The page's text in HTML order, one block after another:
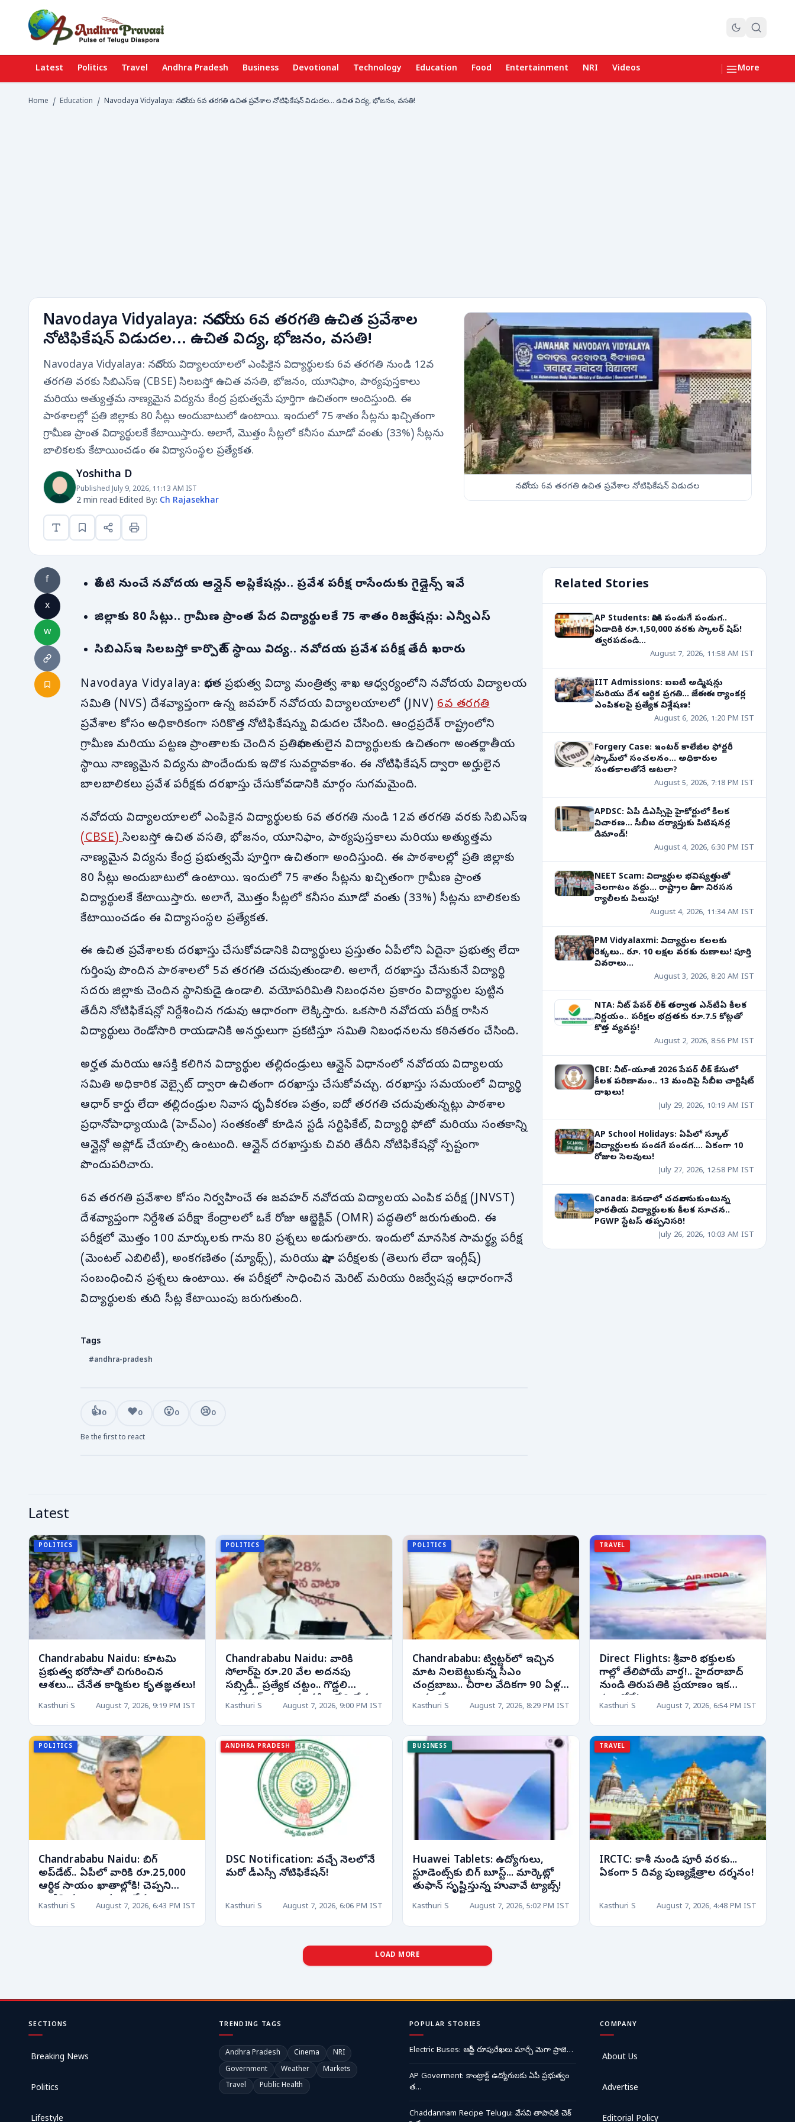
Latest Politics Travel Andhra Pradesh Business Devotional Technology Education Food Entertainment NRI Videos More
Home / Education / Navodaya Vidyalaya: నవోదయ 6వ తరగతి ఉచిత ప్రవేశాల నోటిఫికేషన్ విడుదల... ఉచిత విద్య, భోజనం, వసతి!
Navodaya Vidyalaya: నవోదయ 6వ తరగతి ఉచిత ప్రవేశాల
నోటిఫికేషన్ విడుదల... ఉచిత విద్య, భోజనం, వసతి!
Navodaya Vidyalaya: నవోదయ విద్యాలయాలలో ఎంపికైన విద్యార్థులకు 6వ తరగతి నుండి 12వ
తరగతి వరకు సిబిఎస్ఇ (CBSE) సిలబస్తో ఉచిత వసతి, భోజనం, యూనిఫాం, పాఠ్యపుస్తకాలు
మరియు అత్యుత్తమ నాణ్యమైన విద్యను కేంద్ర ప్రభుత్వమే పూర్తిగా ఉచితంగా అందిస్తుంది. ఈ
పాఠశాలల్లో ప్రతి జిల్లాకు 80 సీట్లు అందుబాటులో ఉంటాయి. ఇందులో 75 శాతం సీట్లను ఖచ్చితంగా
గ్రామీణ ప్రాంత విద్యార్థులకే కేటాయిస్తారు. అలాగే, మొత్తం సీట్లలో కనీసం మూడో వంతు (33%) సీట్లను
బాలికలకు కేటాయించడం ఈ విద్యాసంస్థల ప్రత్యేకత.
Yoshitha D
Published July 9, 2026, 11:13 AM IST
2 min read·Edited By: Ch Rajasekhar
నవోదయ 6వ తరగతి ఉచిత ప్రవేశాల నోటిఫికేషన్ విడుదల
f
x
w
రేపటి నుంచే నవోదయ ఆన్లైన్ అప్లికేషన్లు.. ప్రవేశ పరీక్ష రాసేందుకు గైడ్లైన్స్ ఇవే
జిల్లాకు 80 సీట్లు.. గ్రామీణ ప్రాంత పేద విద్యార్థులకే 75 శాతం రిజర్వేషన్లు: ఎన్వీఎస్
సిబిఎస్ఇ సిలబస్తో కార్పొరేట్ స్థాయి విద్య.. నవోదయ ప్రవేశ పరీక్ష తేదీ ఖరారు
Navodaya Vidyalaya: భారత ప్రభుత్వ విద్యా మంత్రిత్వ శాఖ ఆధ్వర్యంలోని నవోదయ విద్యాలయ
సమితి (NVS) దేశవ్యాప్తంగా ఉన్న జవహర్ నవోదయ విద్యాలయాలలో (JNV)6వ తరగతి
ప్రవేశాల కోసం అధికారికంగా సరికొత్త నోటిఫికేషన్ను విడుదల చేసింది. ఆంధ్రప్రదేశ్ రాష్ట్రంలోని
గ్రామీణ మరియు పట్టణ ప్రాంతాలకు చెందిన ప్రతిభావంతులైన విద్యార్థులకు ఉచితంగా అంతర్జాతీయ
స్థాయి నాణ్యమైన విద్యను పొందేందుకు ఇదొక సువర్ణావకాశం. ఈ నోటిఫికేషన్ ద్వారా అర్హులైన
బాలబాలికలు ప్రవేశ పరీక్షకు దరఖాస్తు చేసుకోవడానికి మార్గం సుగమమైంది.
నవోదయ విద్యాలయాలలో ఎంపికైన విద్యార్థులకు 6వ తరగతి నుండి 12వ తరగతి వరకు సిబిఎస్ఇ
(CBSE)సిలబస్తో ఉచిత వసతి, భోజనం, యూనిఫాం, పాఠ్యపుస్తకాలు మరియు అత్యుత్తమ
నాణ్యమైన విద్యను కేంద్ర ప్రభుత్వమే పూర్తిగా ఉచితంగా అందిస్తుంది. ఈ పాఠశాలల్లో ప్రతి జిల్లాకు
80 సీట్లు అందుబాటులో ఉంటాయి. ఇందులో 75 శాతం సీట్లను ఖచ్చితంగా గ్రామీణ ప్రాంత
విద్యార్థులకే కేటాయిస్తారు. అలాగే, మొత్తం సీట్లలో కనీసం మూడో వంతు (33%) సీట్లను బాలికలకు
కేటాయించడం ఈ విద్యాసంస్థల ప్రత్యేకత.
ఈ ఉచిత ప్రవేశాలకు దరఖాస్తు చేసుకోవడానికి విద్యార్థులు ప్రస్తుతం ఏపీలోని ఏదైనా ప్రభుత్వ లేదా
గుర్తింపు పొందిన పాఠశాలలో 5వ తరగతి చదువుతుండాలి. అలాగే, దరఖాస్తు చేసుకునే విద్యార్థి
సదరు జిల్లాకు చెందిన స్థానికుడై ఉండాలి. వయోపరిమితి నిబంధనల ప్రకారం విద్యార్థుల పుట్టిన
తేదీని నోటిఫికేషన్లో నిర్దేశించిన గడువు ఆధారంగా లెక్కిస్తారు. ఒకసారి నవోదయ పరీక్ష రాసిన
విద్యార్థులు రెండోసారి రాయడానికి అనర్హులుగా ప్రకటిస్తూ సమితి నిబంధనలను కఠినతరం చేసింది.
అర్హత మరియు ఆసక్తి కలిగిన విద్యార్థుల తల్లిదండ్రులు ఆన్లైన్ విధానంలో నవోదయ విద్యాలయ
సమితి అధికారిక వెబ్సైట్ ద్వారా ఉచితంగా దరఖాస్తు చేసుకోవచ్చు. దరఖాస్తు సమయంలో విద్యార్థి
ఆధార్ కార్డు లేదా తల్లిదండ్రుల నివాస ధృవీకరణ పత్రం, ఐదో తరగతి చదువుతున్నట్లు పాఠశాల
ప్రధానోపాధ్యాయుడి (హెచ్ఎం) సంతకంతో కూడిన స్టడీ సర్టిఫికేట్, విద్యార్థి ఫోటో మరియు సంతకాన్ని
ఆన్లైన్లో అప్లోడ్ చేయాల్సి ఉంటుంది. ఆన్లైన్ దరఖాస్తుకు చివరి తేదీని నోటిఫికేషన్లో స్పష్టంగా
పొందుపరిచారు.
6వ తరగతి ప్రవేశాల కోసం నిర్వహించే ఈ జవహర్ నవోదయ విద్యాలయ ఎంపిక పరీక్ష (JNVST)
దేశవ్యాప్తంగా నిర్దేశిత పరీక్షా కేంద్రాలలో ఒకే రోజు ఆబ్జెక్టివ్ (OMR) పద్ధతిలో జరుగుతుంది. ఈ
పరీక్షలో మొత్తం 100 మార్కులకు గాను 80 ప్రశ్నలు అడుగుతారు. ఇందులో మానసిక సామర్థ్య పరీక్ష
(మెంటల్ ఎబిలిటీ), అంకగణితం (మ్యాథ్స్), మరియు భాషా పరీక్షలకు (తెలుగు లేదా ఇంగ్లీష్)
సంబంధించిన ప్రశ్నలు ఉంటాయి. ఈ పరీక్షలో సాధించిన మెరిట్ మరియు రిజర్వేషన్ల ఆధారంగానే
విద్యార్థులకు తుది సీట్ల కేటాయింపు జరుగుతుంది.
Related Stories
AP Students: వారికి పండుగే పండుగ..
ఏడాదికి రూ.1,50,000 వరకు స్కాలర్ షిప్!
త్వరపడండి...
August 7, 2026, 11:58 AM IST
IIT Admissions: ఐఐటీ అడ్మిషన్లు
మరియు దేశ ఆర్థిక ప్రగతి... జేఈఈ ర్యాంకర్ల
ఎంపికలపై ప్రత్యేక విశ్లేషణ!
August 6, 2026, 1:20 PM IST
Forgery Case: ఇంటర్ కాలేజీల ఫోర్జరీ
స్కామ్‌లో సంచలనం... అధికారుల
సంతకాలతోనే ఆటలా?
August 5, 2026, 7:18 PM IST
APDSC: ఏపీ డీఎస్సీపై హైకోర్టులో కీలక
విచారణ... సీబీఐ దర్యాప్తుకు పిటిషనర్ల
డిమాండ్!
August 4, 2026, 6:30 PM IST
NEET Scam: విద్యార్థుల భవిష్యత్తుతో
చెలగాటం వద్దు... రాష్ట్రాల వారీగా నిరసన
ర్యాలీలకు పిలుపు!
August 4, 2026, 11:34 AM IST
PM Vidyalaxmi: విద్యార్థుల కలలకు
రెక్కలు.. రూ. 10 లక్షల వరకు రుణాలు! పూర్తి
వివరాలు...
August 3, 2026, 8:20 AM IST
NTA: నీట్ పేపర్ లీక్ తర్వాత ఎన్‌టీఏ కీలక
నిర్ణయం.. పరీక్షల భద్రతకు రూ.7.5 కోట్లతో
కొత్త వ్యవస్థ!
August 2, 2026, 8:56 PM IST
CBI: నీట్-యూజీ 2026 పేపర్ లీక్ కేసులో
కీలక పరిణామం.. 13 మందిపై సీబీఐ చార్జిషీట్
దాఖలు!
July 29, 2026, 10:19 AM IST
AP School Holidays: ఏపీలో స్కూల్
విద్యార్థులకు పండగే పండగ.... ఏకంగా 10
రోజుల సెలవులు!
July 27, 2026, 12:58 PM IST
Canada: కెనడాలో చదవాలనుకుంటున్న
భారతీయ విద్యార్థులకు కీలక సూచన..
PGWP స్టేటస్ తప్పనిసరి!
July 26, 2026, 10:03 AM IST
Tags
#andhra-pradesh
👍0 ❤️0 😮0 😢0
Be the first to react
Latest
POLITICS
Chandrababu Naidu: కూటమి
ప్రభుత్వ భరోసాతో చిగురించిన
ఆశలు... చేనేత కార్మికుల కృతజ్ఞతలు!
Kasthuri S August 7, 2026, 9:19 PM IST
POLITICS
Chandrababu Naidu: వారికి
సోలార్‌పై రూ.20 వేల అదనపు
సబ్సిడీ.. ప్రత్యేక చట్టం.. గొడ్డలి
జనరేషన్ కుట్రలను సహించేది లేదు..
Kasthuri S August 7, 2026, 9:00 PM IST
POLITICS
Chandrababu: ట్విట్టర్‌లో ఇచ్చిన
మాట నిలబెట్టుకున్న సీఎం
చంద్రబాబు.. చీరాల వేదికగా 90 ఏళ్ల
అవ్వతో..
Kasthuri S August 7, 2026, 8:29 PM IST
TRAVEL
Direct Flights: శ్రీవారి భక్తులకు
గాల్లో తేలిపోయే వార్త!.. హైదరాబాద్
నుండి తిరుపతికి ప్రయాణం ఇక
క్షణాల్లోనే!
Kasthuri S August 7, 2026, 6:54 PM IST
POLITICS
Chandrababu Naidu: బిగ్
అప్‌డేట్.. ఏపీలో వారికి రూ.25,000
ఆర్థిక సాయం ఖాతాల్లోకి! చెప్పని
వాటిని కూడా అమలు చేస్తున్నాం..
Kasthuri S August 7, 2026, 6:43 PM IST
ANDHRA PRADESH
DSC Notification: వచ్చే నెలలోనే
మరో డీఎస్సీ నోటిఫికేషన్!
Kasthuri S August 7, 2026, 6:06 PM IST
BUSINESS
Huawei Tablets: ఉద్యోగులు,
స్టూడెంట్స్‌కు బిగ్ బూస్ట్... మార్కెట్లో
తుఫాన్ సృష్టిస్తున్న హువావే ట్యాబ్స్!
Kasthuri S August 7, 2026, 5:02 PM IST
TRAVEL
IRCTC: కాశీ నుండి పూరీ వరకు...
ఏకంగా 5 దివ్య పుణ్యక్షేత్రాల దర్శనం!
Kasthuri S August 7, 2026, 4:48 PM IST
LOAD MORE
SECTIONS
Breaking News
Politics
Lifestyle
TRENDING TAGS
Andhra Pradesh Cinema
NRI
Government
Weather
Markets
Travel
Public Health
POPULAR STORIES
Electric Buses: ఆర్టీసీ రూపురేఖలు మార్చే మెగా ప్రాజె…
AP Goverment: కాంట్రాక్ట్ ఉద్యోగులకు ఏపీ ప్రభుత్వం
త…
Chaddannam Recipe Telugu: వేసవి తాపానికి చెక్
COMPANY
About Us
Advertise
Editorial Policy